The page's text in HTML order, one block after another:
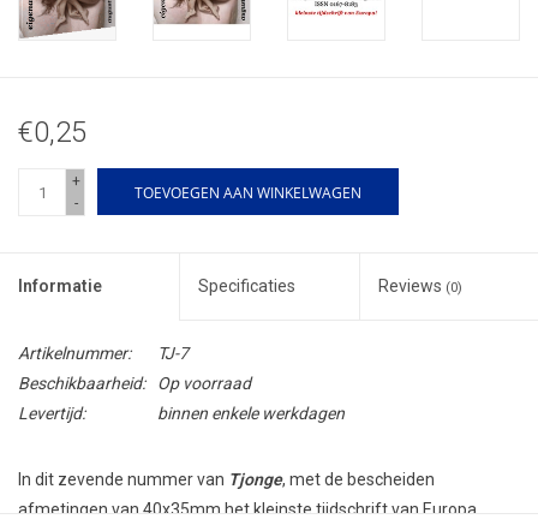
€0,25
+
-
TOEVOEGEN AAN WINKELWAGEN
Informatie Specificaties Reviews (0)
Artikelnummer:
TJ-7
Beschikbaarheid:
Op voorraad
Levertijd:
binnen enkele werkdagen
In dit zevende nummer van Tjonge, met de bescheiden
afmetingen van 40x35mm het kleinste tijdschrift van Europa,